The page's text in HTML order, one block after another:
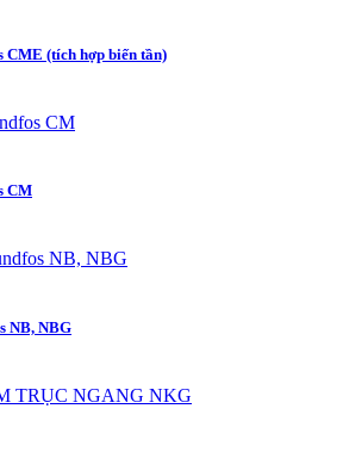
CME (tích hợp biến tần)
CM
NB, NBG